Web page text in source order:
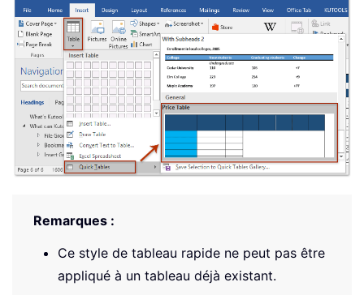
Remarques :
Ce style de tableau rapide ne peut pas être
appliqué à un tableau déjà existant.